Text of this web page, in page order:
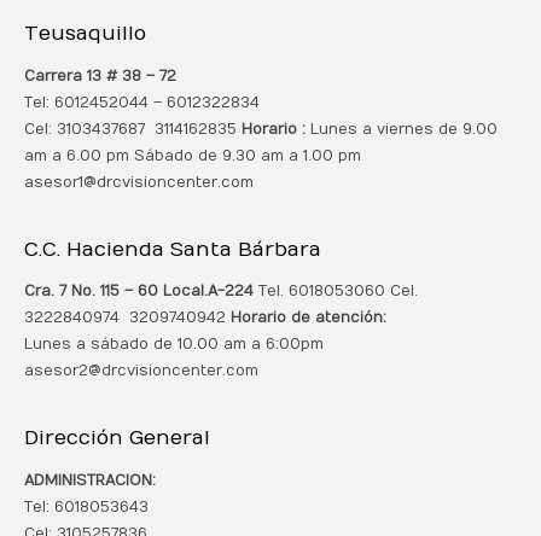
Teusaquillo
Carrera 13 # 38 – 72
Tel: 6012452044 – 6012322834
Cel: 3103437687 3114162835 Horario : Lunes a viernes de 9.00
am a 6.00 pm Sábado de 9.30 am a 1.00 pm
asesor1@drcvisioncenter.com
C.C. Hacienda Santa Bárbara
Cra. 7 No. 115 – 60 Local.A-224 Tel. 6018053060 Cel.
3222840974 3209740942 Horario de atención:
Lunes a sábado de 10.00 am a 6:00pm
asesor2@drcvisioncenter.com
Dirección General
ADMINISTRACION:
Tel: 6018053643